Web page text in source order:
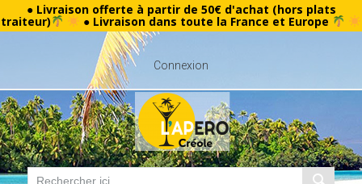
● Livraison offerte à partir de 50€ d'achat (hors plats
traiteur) ● Livraison dans toute la France et Europe
Connexion